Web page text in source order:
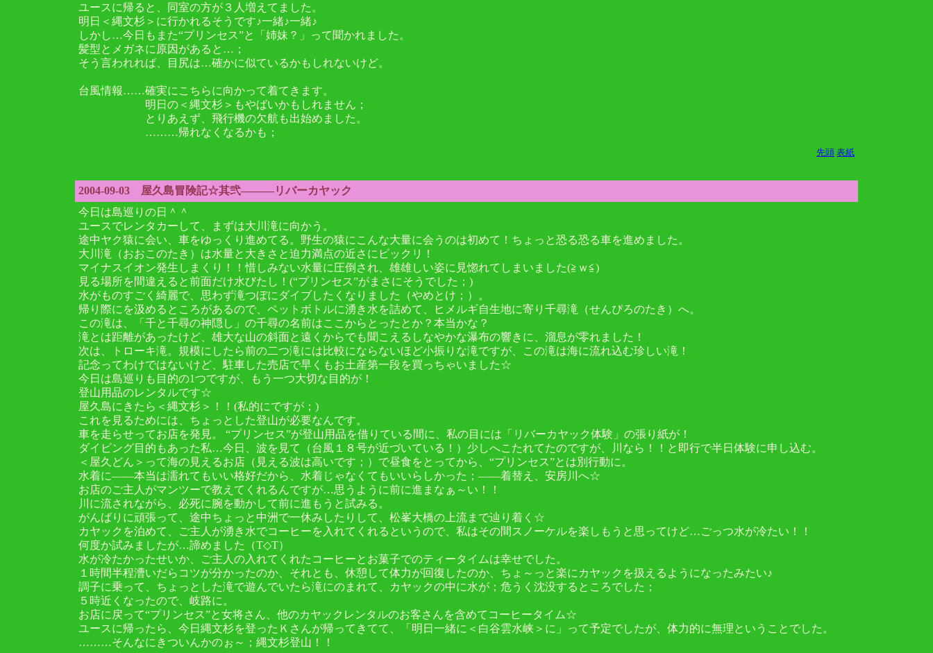
ユースに帰ると、同室の方が３人増えてました。
明日＜縄文杉＞に行かれるそうです♪一緒♪一緒♪
しかし…今日もまた“プリンセス”と「姉妹？」って聞かれました。
髪型とメガネに原因があると…；
そう言われれば、目尻は…確かに似ているかもしれないけど。
台風情報……確実にこちらに向かって着てきます。
明日の＜縄文杉＞もやばいかもしれません；
とりあえず、飛行機の欠航も出始めました。
………帰れなくなるかも；
先頭 表紙
2004-09-03 屋久島冒険記☆其弐―――リバーカヤック
今日は島巡りの日＾＾
ユースでレンタカーして、まずは大川滝に向かう。
途中ヤク猿に会い、車をゆっくり進めてる。野生の猿にこんな大量に会うのは初めて！ちょっと恐る恐る車を進めました。
大川滝（おおこのたき）は水量と大きさと迫力満点の近さにビックリ！
マイナスイオン発生しまくり！！惜しみない水量に圧倒され、雄雄しい姿に見惚れてしまいました(≧ｗ≦)
見る場所を間違えると前面だけ水びたし！(“プリンセス”がまさにそうでした；)
水がものすごく綺麗で、思わず滝つぼにダイブしたくなりました（やめとけ；）。
帰り際にを汲めるところがあるので、ペットボトルに湧き水を詰めて、ヒメルギ自生地に寄り千尋滝（せんぴろのたき）へ。
この滝は、「千と千尋の神隠し」の千尋の名前はここからとったとか？本当かな？
滝とは距離があったけど、雄大な山の斜面と遠くからでも聞こえるしなやかな瀑布の響きに、溜息が零れました！
次は、トローキ滝。規模にしたら前の二つ滝には比較にならないほど小振りな滝ですが、この滝は海に流れ込む珍しい滝！
記念ってわけではないけど、駐車した売店で早くもお土産第一段を買っちゃいました☆
今日は島巡りも目的の1つですが、もう一つ大切な目的が！
登山用品のレンタルです☆
屋久島にきたら＜縄文杉＞！！(私的にですが；)
これを見るためには、ちょっとした登山が必要なんです。
車を走らせってお店を発見。 “プリンセス”が登山用品を借りている間に、私の目には「リバーカヤック体験」の張り紙が！
ダイビング目的もあった私…今日、波を見て（台風１８号が近づいている！）少しへこたれてたのですが、川なら！！と即行で半日体験に申し込む。
＜屋久どん＞って海の見えるお店（見える波は高いです；）で昼食をとってから、“プリンセス”とは別行動に。
水着に――本当は濡れてもいい格好だから、水着じゃなくてもいいらしかった；――着替え、安房川へ☆
お店のご主人がマンツーで教えてくれるんですが…思うように前に進まなぁ～い！！
川に流されながら、必死に腕を動かして前に進もうと試みる。
がんばりに頑張って、途中ちょっと中洲で一休みしたりして、松峯大橋の上流まで辿り着く☆
カヤックを泊めて、ご主人が湧き水でコーヒーを入れてくれるというので、私はその間スノーケルを楽しもうと思ってけど…ごっつ水が冷たい！！
何度か試みましたが…諦めました（T◇T）
水が冷たかったせいか、ご主人の入れてくれたコーヒーとお菓子でのティータイムは幸せでした。
１時間半程漕いだらコツが分かったのか、それとも、休憩して体力が回復したのか、ちょ～っと楽にカヤックを扱えるようになったみたい♪
調子に乗って、ちょっとした滝で遊んでいたら滝にのまれて、カヤックの中に水が；危うく沈没するところでした；
５時近くなったので、岐路に。
お店に戻って“プリンセス”と女将さん、他のカヤックレンタルのお客さんを含めてコーヒータイム☆
ユースに帰ったら、今日縄文杉を登ったＫさんが帰ってきてて、「明日一緒に＜白谷雲水峡＞に」って予定でしたが、体力的に無理ということでした。
………そんなにきついんかのぉ～；縄文杉登山！！